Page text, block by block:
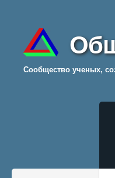
Cообщество ученых,